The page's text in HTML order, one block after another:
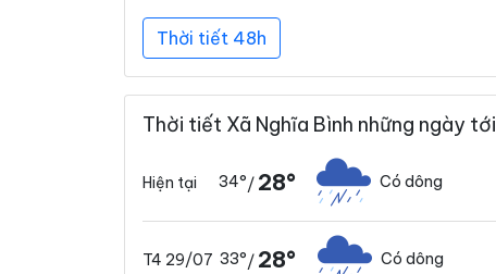
Thời tiết 48h
Thời tiết Xã Nghĩa Bình những ngày tới
Hiện tại 34°/ 28° Có dông
T4 29/07 33°/ 28° Có dông